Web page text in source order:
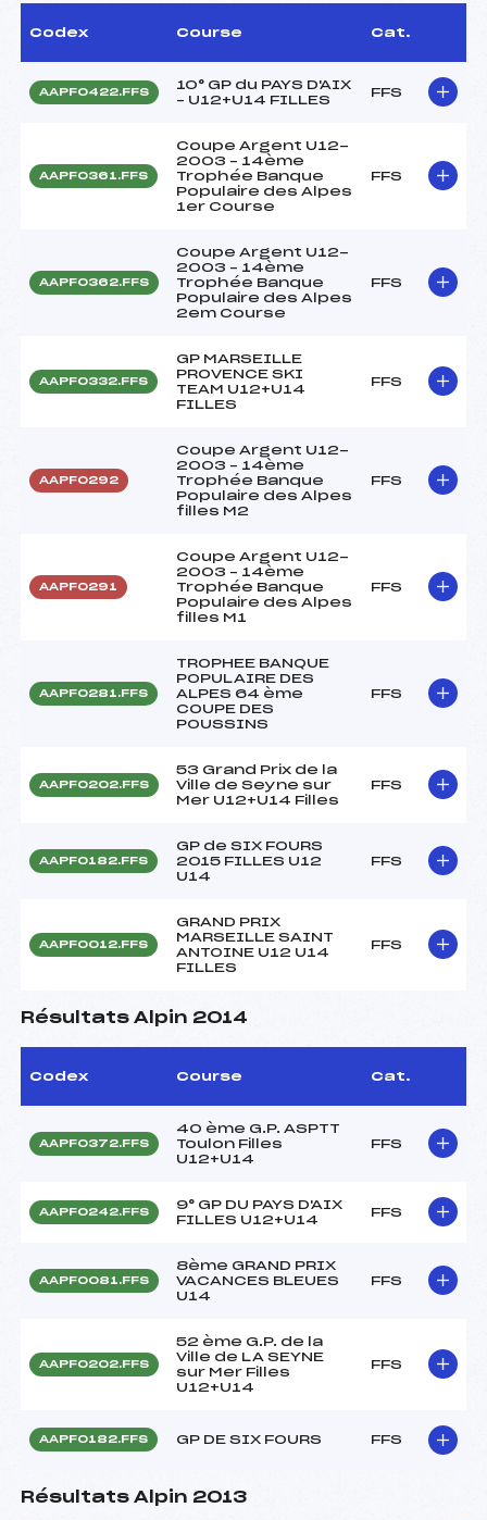
Codex Course Cat.
AAPF0422.FFS
10° GP du PAYS D'AIX
– U12+U14 FILLES
FFS
AAPF0361.FFS
Coupe Argent U12-
2003 – 14ème
Trophée Banque
Populaire des Alpes
1er Course
FFS
AAPF0362.FFS
Coupe Argent U12-
2003 – 14ème
Trophée Banque
Populaire des Alpes
2em Course
FFS
AAPF0332.FFS
GP MARSEILLE
PROVENCE SKI
TEAM U12+U14
FILLES
FFS
AAPF0292
Coupe Argent U12-
2003 – 14ème
Trophée Banque
Populaire des Alpes
filles M2
FFS
AAPF0291
Coupe Argent U12-
2003 – 14ème
Trophée Banque
Populaire des Alpes
filles M1
FFS
AAPF0281.FFS
TROPHEE BANQUE
POPULAIRE DES
ALPES 64 ème
COUPE DES
POUSSINS
FFS
AAPF0202.FFS
53 Grand Prix de la
Ville de Seyne sur
Mer U12+U14 Filles
FFS
AAPF0182.FFS
GP de SIX FOURS
2015 FILLES U12
U14
FFS
AAPF0012.FFS
GRAND PRIX
MARSEILLE SAINT
ANTOINE U12 U14
FILLES
FFS
Résultats Alpin 2014
Codex Course Cat.
AAPF0372.FFS
40 ème G.P. ASPTT
Toulon Filles
U12+U14
FFS
AAPF0242.FFS
9° GP DU PAYS D'AIX
FILLES U12+U14
FFS
AAPF0081.FFS
8ème GRAND PRIX
VACANCES BLEUES
U14
FFS
AAPF0202.FFS
52 ème G.P. de la
Ville de LA SEYNE
sur Mer Filles
U12+U14
FFS
AAPF0182.FFS GP DE SIX FOURS FFS
Résultats Alpin 2013